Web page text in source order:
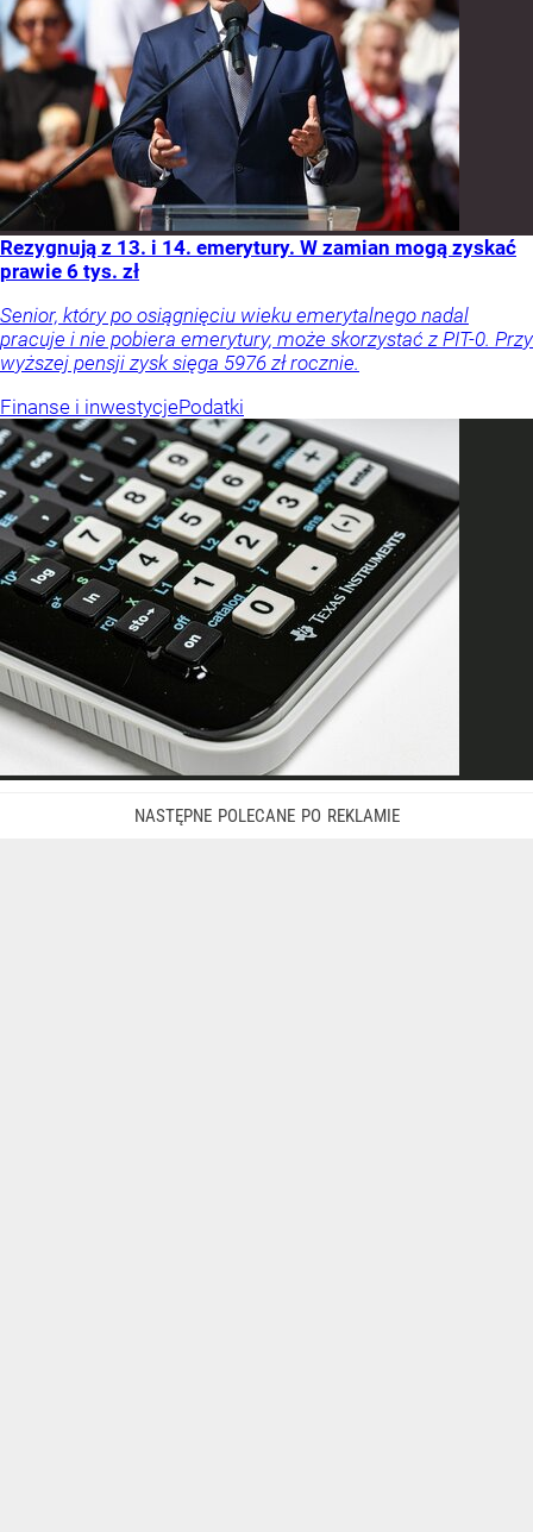
Rezygnują z 13. i 14. emerytury. W zamian mogą zyskać
prawie 6 tys. zł
Senior, który po osiągnięciu wieku emerytalnego nadal
pracuje i nie pobiera emerytury, może skorzystać z PIT-0. Przy
wyższej pensji zysk sięga 5976 zł rocznie.
Finanse i inwestycjePodatki